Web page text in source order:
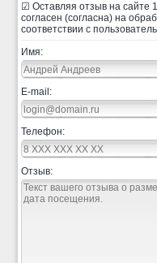
☑ Оставляя отзыв на сайте
согласен (согласна) на
соответствии с
Имя:
E-mail:
Телефон:
Отзыв: